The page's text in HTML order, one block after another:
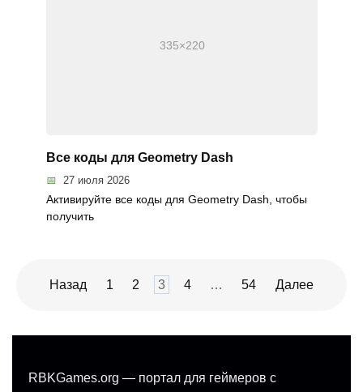
Все коды для Geometry Dash
27 июля 2026
Активируйте все коды для Geometry Dash, чтобы
получить
записейНазад 1 2 3 4 … 54 Далее
RBKGames.org — портал для геймеров с